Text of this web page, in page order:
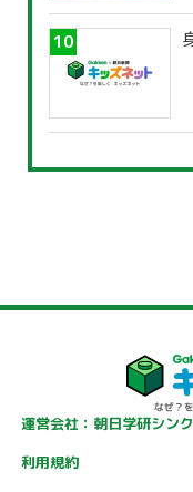
運営会社：朝日学研シン
利用規約